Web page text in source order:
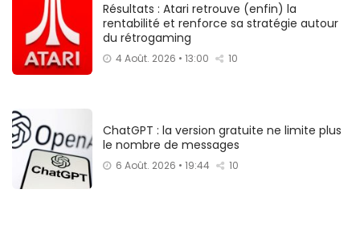
Résultats : Atari retrouve (enfin) la
rentabilité et renforce sa stratégie autour
du rétrogaming
4 Août. 2026 • 13:00 10
ChatGPT : la version gratuite ne limite plus
le nombre de messages
6 Août. 2026 • 19:44 10